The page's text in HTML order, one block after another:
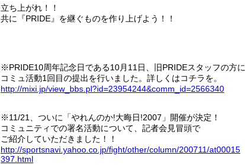
立ち上がれ！！
共に『PRIDE』を継ぐものを作り上げよう！！
※PRIDE10周年記念日である10月11日、旧PRIDEスタッフの方に
コミュ活動1回目の提出を行いました。詳しくはコチラを。
http://mixi.jp/view_bbs.pl?id=23954244&comm_id=2566340
※11/21、ついに「やれんのか!大晦日!2007」開催が決定！
コミュニティでの署名活動について、記者会見冒頭で
ご紹介していただきました！！
http://sportsnavi.yahoo.co.jp/fight/other/column/200711/at00015
397.html